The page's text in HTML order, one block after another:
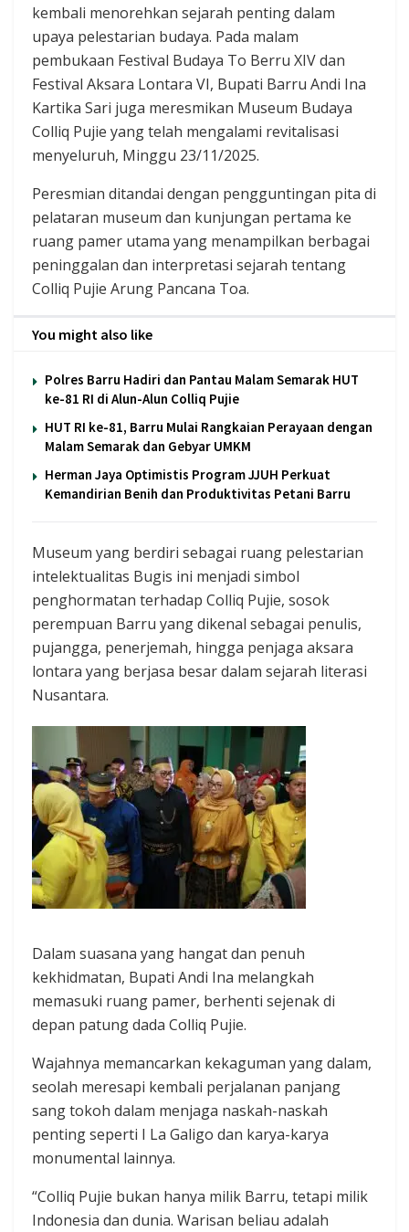
kembali menorehkan sejarah penting dalam
upaya pelestarian budaya. Pada malam
pembukaan Festival Budaya To Berru XIV dan
Festival Aksara Lontara VI, Bupati Barru Andi Ina
Kartika Sari juga meresmikan Museum Budaya
Colliq Pujie yang telah mengalami revitalisasi
menyeluruh, Minggu 23/11/2025.
Peresmian ditandai dengan pengguntingan pita di
pelataran museum dan kunjungan pertama ke
ruang pamer utama yang menampilkan berbagai
peninggalan dan interpretasi sejarah tentang
Colliq Pujie Arung Pancana Toa.
You might also like
Polres Barru Hadiri dan Pantau Malam Semarak HUT
ke-81 RI di Alun-Alun Colliq Pujie
HUT RI ke-81, Barru Mulai Rangkaian Perayaan dengan
Malam Semarak dan Gebyar UMKM
Herman Jaya Optimistis Program JJUH Perkuat
Kemandirian Benih dan Produktivitas Petani Barru
Museum yang berdiri sebagai ruang pelestarian
intelektualitas Bugis ini menjadi simbol
penghormatan terhadap Colliq Pujie, sosok
perempuan Barru yang dikenal sebagai penulis,
pujangga, penerjemah, hingga penjaga aksara
lontara yang berjasa besar dalam sejarah literasi
Nusantara.
Dalam suasana yang hangat dan penuh
kekhidmatan, Bupati Andi Ina melangkah
memasuki ruang pamer, berhenti sejenak di
depan patung dada Colliq Pujie.
Wajahnya memancarkan kekaguman yang dalam,
seolah meresapi kembali perjalanan panjang
sang tokoh dalam menjaga naskah-naskah
penting seperti I La Galigo dan karya-karya
monumental lainnya.
“Colliq Pujie bukan hanya milik Barru, tetapi milik
Indonesia dan dunia. Warisan beliau adalah